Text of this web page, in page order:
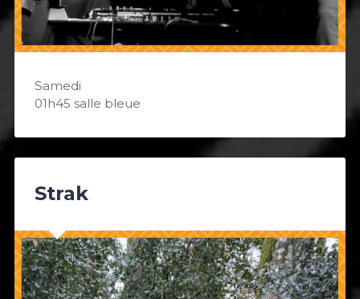
Samedi
01h45 salle bleue
Strak